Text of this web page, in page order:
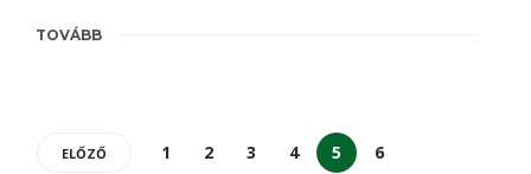
TOVÁBB
ELŐZŐ 1 2 3 4 5 6